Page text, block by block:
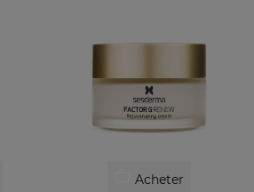
Acheter